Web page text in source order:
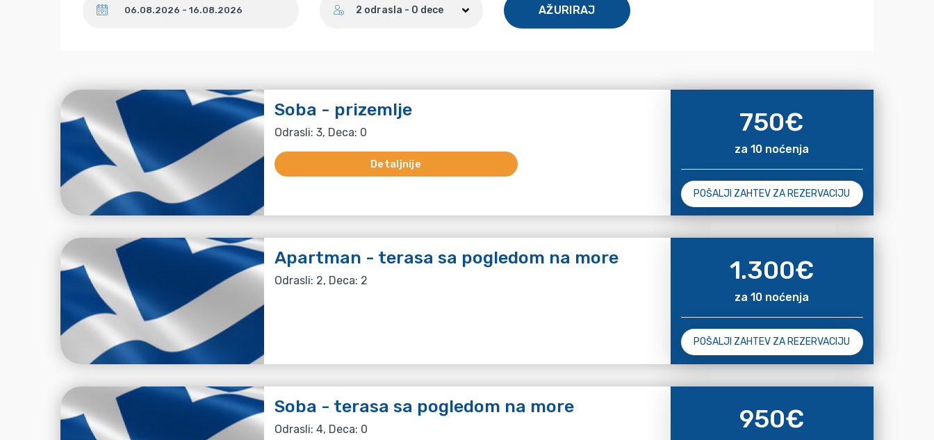
2 odrasla - 0 dece AŽURIRAJ
Soba - prizemlje
Odrasli: 3, Deca: 0
Detaljnije
750€
za 10 noćenja
POŠALJI ZAHTEV ZA REZERVACIJU
Apartman - terasa sa pogledom na more
Odrasli: 2, Deca: 2 1.300€
za 10 noćenja
POŠALJI ZAHTEV ZA REZERVACIJU
Soba - terasa sa pogledom na more
Odrasli: 4, Deca: 0 950€